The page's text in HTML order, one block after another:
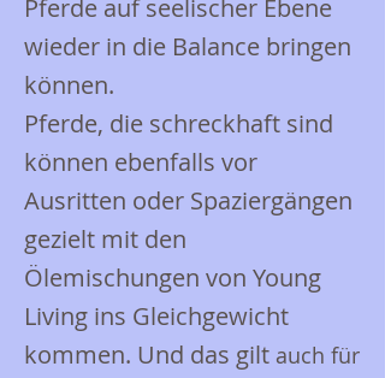
Pferde auf seelischer Ebene
wieder in die Balance bringen
können.
Pferde, die schreckhaft sind
können ebenfalls vor
Ausritten oder Spaziergängen
gezielt mit den
Ölemischungen von Young
Living ins Gleichgewicht
kommen. Und das gilt auch für